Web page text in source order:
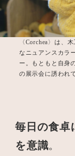
〈Corchea〉は、
なニュアンスカラ
ー。もともと自身
の展示会に誘われ
毎日の食卓
を意識。